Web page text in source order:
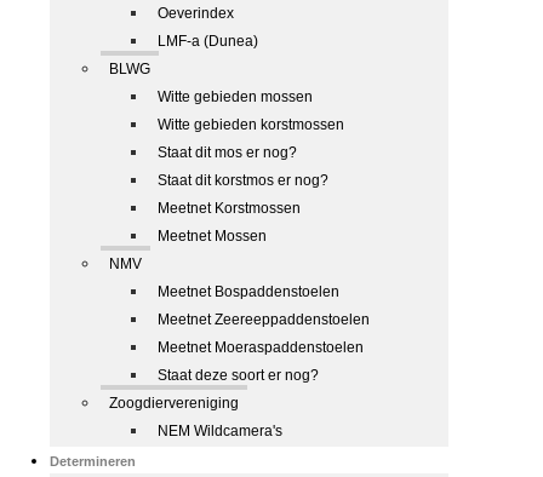
Oeverindex
LMF-a (Dunea)
BLWG
Witte gebieden mossen
Witte gebieden korstmossen
Staat dit mos er nog?
Staat dit korstmos er nog?
Meetnet Korstmossen
Meetnet Mossen
NMV
Meetnet Bospaddenstoelen
Meetnet Zeereeppaddenstoelen
Meetnet Moeraspaddenstoelen
Staat deze soort er nog?
Zoogdiervereniging
NEM Wildcamera's
Determineren